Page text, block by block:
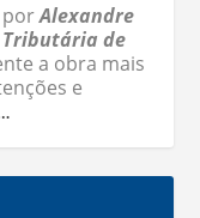
porAlexandre
Tributária de
a obra mais
e